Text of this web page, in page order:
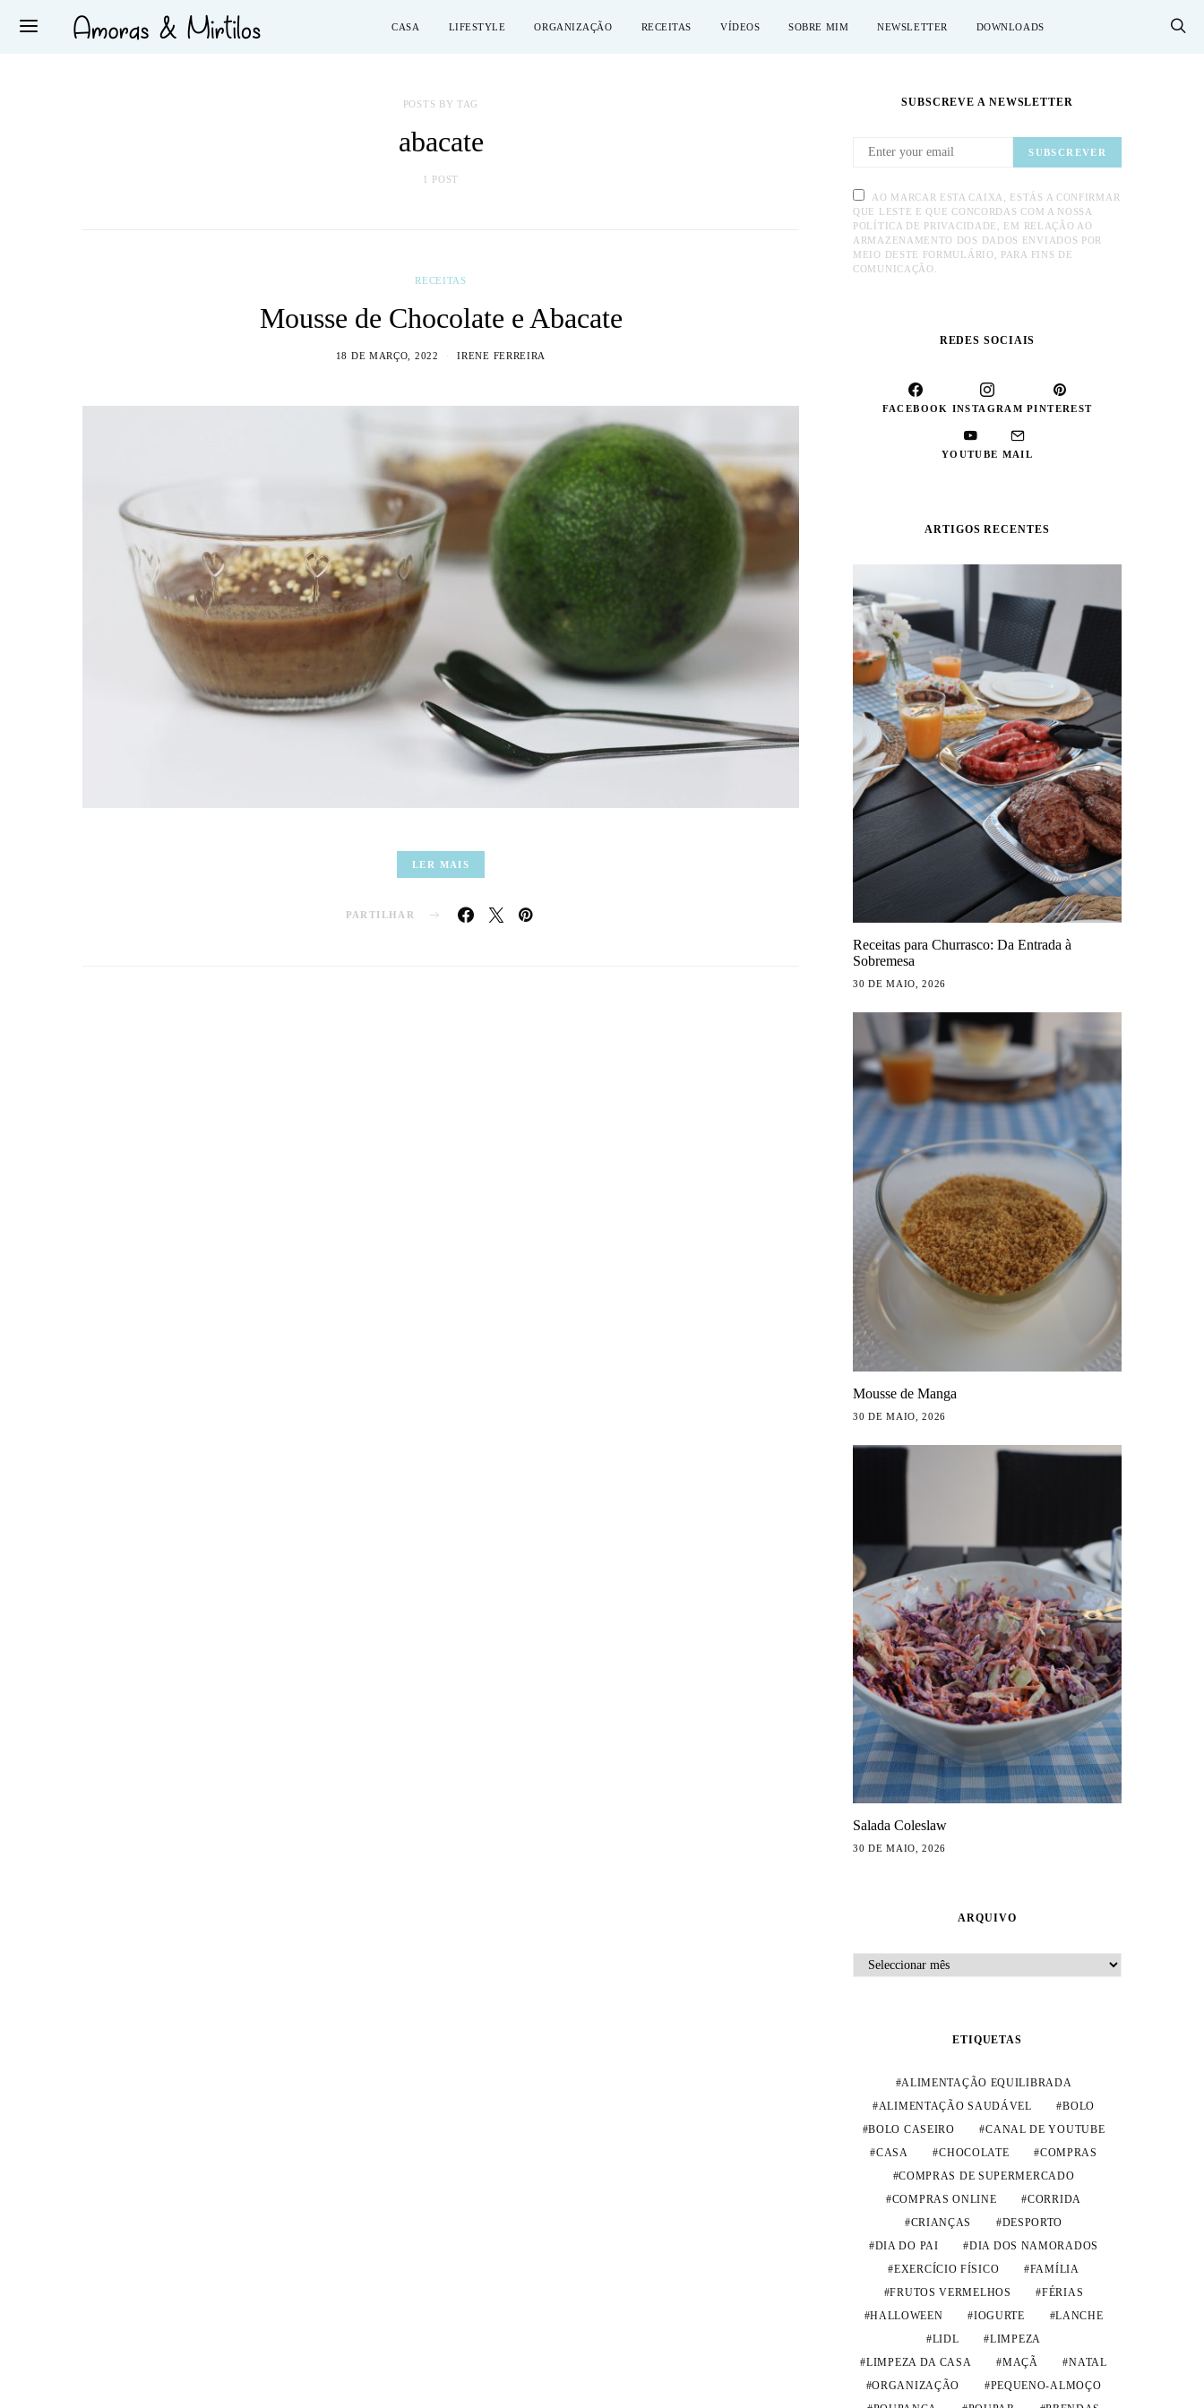
CASA LIFESTYLE ORGANIZAÇÃO RECEITAS VÍDEOS SOBRE MIM NEWSLETTER DOWNLOADS
POSTS BY TAG
abacate
1 POST
RECEITAS
Mousse de Chocolate e Abacate
18 DE MARÇO, 2022 IRENE FERREIRA
LER MAIS
PARTILHAR
SUBSCREVE A NEWSLETTER
SUBSCREVER
AO MARCAR ESTA CAIXA, ESTÁS A CONFIRMAR
QUE LESTE E QUE CONCORDAS COM A NOSSA
POLÍTICA DE PRIVACIDADE, EM RELAÇÃO AO
ARMAZENAMENTO DOS DADOS ENVIADOS POR
MEIO DESTE FORMULÁRIO, PARA FINS DE
COMUNICAÇÃO.
REDES SOCIAIS
FACEBOOK INSTAGRAM PINTEREST
YOUTUBE MAIL
ARTIGOS RECENTES
Receitas para Churrasco: Da Entrada à
Sobremesa
30 DE MAIO, 2026
Mousse de Manga
30 DE MAIO, 2026
Salada Coleslaw
30 DE MAIO, 2026
ARQUIVO
ARQUIVO
ETIQUETAS
ALIMENTAÇÃO EQUILIBRADA
ALIMENTAÇÃO SAUDÁVEL
BOLO
BOLO CASEIRO
CANAL DE YOUTUBE
CASA
CHOCOLATE
COMPRAS
COMPRAS DE SUPERMERCADO
COMPRAS ONLINE
CORRIDA
CRIANÇAS
DESPORTO
DIA DO PAI
DIA DOS NAMORADOS
EXERCÍCIO FÍSICO
FAMÍLIA
FRUTOS VERMELHOS
FÉRIAS
HALLOWEEN
IOGURTE
LANCHE
LIDL
LIMPEZA
LIMPEZA DA CASA
MAÇÃ
NATAL
ORGANIZAÇÃO
PEQUENO-ALMOÇO